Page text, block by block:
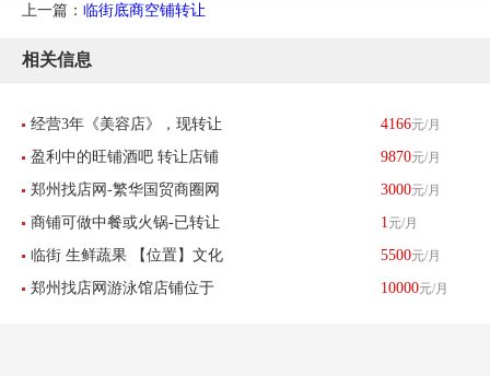
上一篇： 临街底商空铺转让
相关信息
经营3年《美容店》，现转让 4166元/月
盈利中的旺铺酒吧 转让店铺
位于郑东新区 博学路
9870元/月
郑州找店网-繁华国贸商圈网
红风格美容美甲半永久服装
3000元/月
商铺可做中餐或火锅-已转让 1元/月
临街 生鲜蔬果 【位置】文化
北路体育路
5500元/月
郑州找店网游泳馆店铺位于 10000元/月